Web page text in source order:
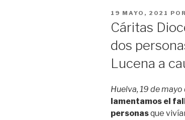
PUBLICADO
19 MAYO, 2021 POR
Cáritas
dos
Lucena a
Huelva, 19 de mayo
lamentamos el
personasque